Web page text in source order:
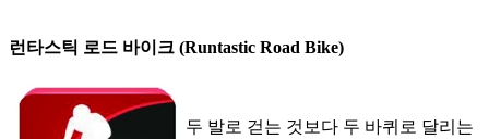
런타스틱 로드 바이크 (Runtastic Road Bike)
두 발로 걷는 것보다 두 바퀴로 달리는